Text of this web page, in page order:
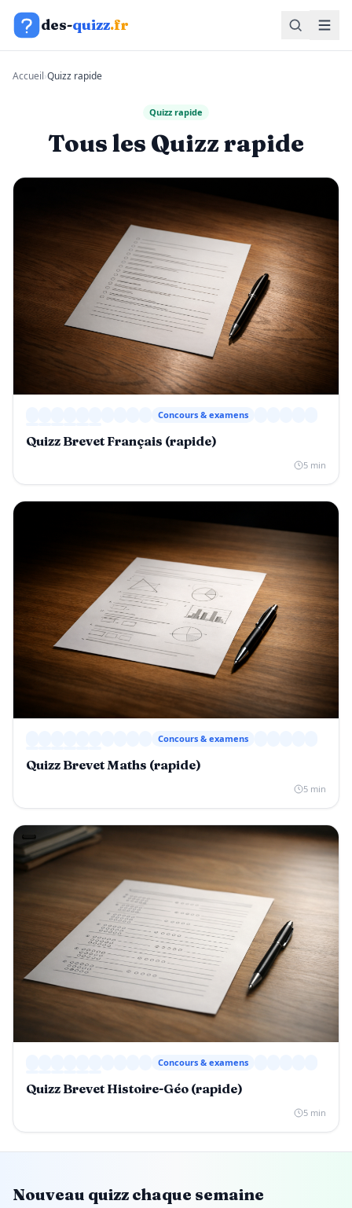
Aller au contenu
des-quizz.fr
Accueil›Quizz rapide
Quizz rapide
Tous les Quizz rapide
Concours & examens
Quizz Brevet Français (rapide)
5 min
Concours & examens
Quizz Brevet Maths (rapide)
5 min
Concours & examens
Quizz Brevet Histoire-Géo (rapide)
5 min
Nouveau quizz chaque semaine